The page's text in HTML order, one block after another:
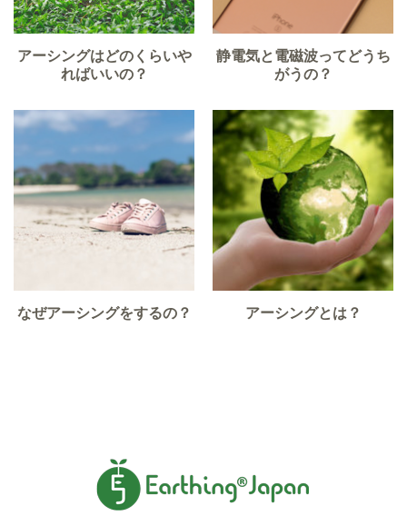
アーシングはどのくらいや
ればいいの？
静電気と電磁波ってどうち
がうの？
なぜアーシングをするの？ アーシングとは？